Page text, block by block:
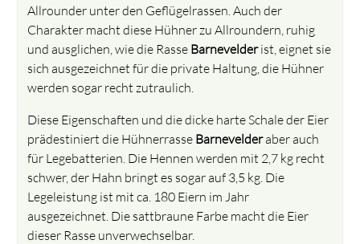
Allrounder unter den Geflügelrassen. Auch der
Charakter macht diese Hühner zu Allroundern, ruhig
und ausglichen, wie die Rasse Barnevelderist, eignet sie
sich ausgezeichnet für die private Haltung, die Hühner
werden sogar recht zutraulich.
Diese Eigenschaften und die dicke harte Schale der Eier
prädestiniert die Hühnerrasse Barnevelderaber auch
für Legebatterien. Die Hennen werden mit 2,7 kg recht
schwer, der Hahn bringt es sogar auf 3,5 kg. Die
Legeleistung ist mit ca. 180 Eiern im Jahr
ausgezeichnet. Die sattbraune Farbe macht die Eier
dieser Rasse unverwechselbar.